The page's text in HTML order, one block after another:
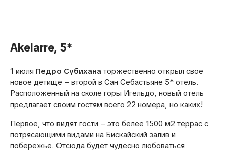
Akelarre, 5*
1 июля Педро Субихана торжественно открыл свое
новое детище – второй в Сан Себастьяне 5* отель.
Расположенный на сколе горы Игельдо, новый отель
предлагает своим гостям всего 22 номера, но каких!
Первое, что видят гости – это белее 1500 м2 террас с
потрясающими видами на Бискайский залив и
побережье. Отсюда будет чудесно любоваться